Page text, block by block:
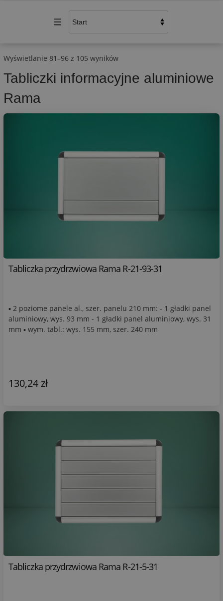
Wyświetlanie 81–96 z 105 wyników
Tabliczki informacyjne aluminiowe
Rama
Tabliczka przydrzwiowa Rama R-21-93-31
▪ 2 poziome panele al., szer. panelu 210 mm: - 1 gładki panel
aluminiowy, wys. 93 mm - 1 gładki panel aluminiowy, wys. 31
mm ▪ wym. tabl.: wys. 155 mm, szer. 240 mm
130,24 zł
Tabliczka przydrzwiowa Rama R-21-5-31